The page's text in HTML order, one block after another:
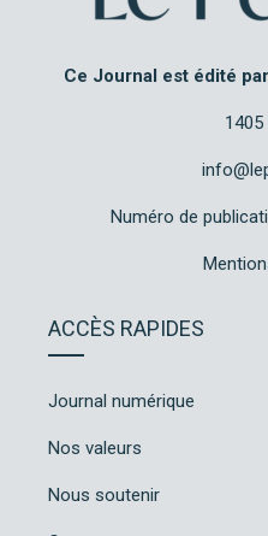
Ce Journal est édité
Numéro de
ACCÈS RAPIDES
Journal numérique
Nos valeurs
Nous soutenir